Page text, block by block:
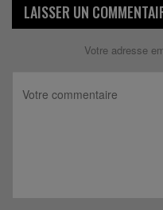
LAISSER UN
Votre adresse